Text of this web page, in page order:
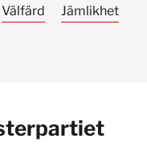
Välfärd
Jämlikhet